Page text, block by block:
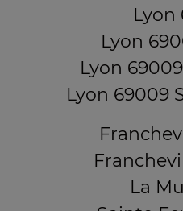
Lyon
Lyon
Lyon
Lyon 69009
La